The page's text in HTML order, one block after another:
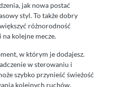
jak nowa postać
styl. To także dobry
różnorodność
kolejne mecze.
w którym je dodajesz.
w sterowaniu i
szybko przynieść świeżość
kolejnych ruchów.